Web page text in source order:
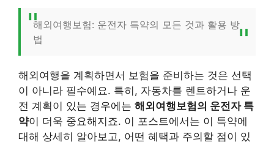
해외여행보험: 운전자 특약의 모든 것과 활용 방
법
해외여행을 계획하면서 보험을 준비하는 것은 선택
이 아니라 필수예요. 특히, 자동차를 렌트하거나 운
전 계획이 있는 경우에는 해외여행보험의 운전자 특
약이 더욱 중요해지죠. 이 포스트에서는 이 특약에
대해 상세히 알아보고, 어떤 혜택과 주의할 점이 있